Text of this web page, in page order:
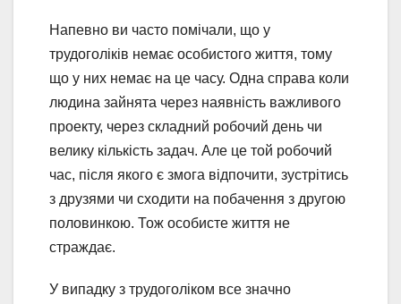
Напевно ви часто помічали, що у
трудоголіків немає особистого життя, тому
що у них немає на це часу. Одна справа коли
людина зайнята через наявність важливого
проекту, через складний робочий день чи
велику кількість задач. Але це той робочий
час, після якого є змога відпочити, зустрітись
з друзями чи сходити на побачення з другою
половинкою. Тож особисте життя не
страждає.
У випадку з трудоголіком все значно